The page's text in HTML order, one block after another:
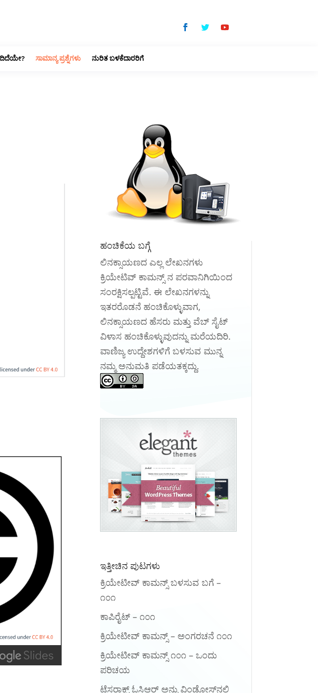
ಸಾಮಾನ್ಯ ಪ್ರಶ್ನೆಗಳು ನುರಿತ ಬಳಕೆದಾರರಿಗೆ
ಹಂಚಿಕೆಯ ಬಗ್ಗೆ
ಲಿನಕ್ಸಾಯಣದ ಎಲ್ಲ ಲೇಖನಗಳು
ಕ್ರಿಯೇಟಿವ್ ಕಾಮನ್ಸ್ ನ ಪರವಾನಿಗಿಯಿಂದ
ಸಂರಕ್ಷಿಸಲ್ಪಟ್ಟಿವೆ. ಈ ಲೇಖನಗಳನ್ನು
ಇತರರೊಡನೆ ಹಂಚಿಕೊಳ್ಳುವಾಗ,
ಲಿನಕ್ಸಾಯಣದ ಹೆಸರು ಮತ್ತು ವೆಬ್ ಸೈಟ್
ವಿಳಾಸ ಹಂಚಿಕೊಳ್ಳುವುದನ್ನು ಮರೆಯದಿರಿ.
ವಾಣಿಜ್ಯ ಉದ್ದೇಶಗಳಿಗೆ ಬಳಸುವ ಮುನ್ನ
ನಮ್ಮ ಅನುಮತಿ ಪಡೆಯತಕ್ಕದ್ದು.
ಇತ್ತೀಚಿನ ಪುಟಗಳು
ಕ್ರಿಯೇಟೀವ್ ಕಾಮನ್ಸ್ ಬಳಸುವ ಬಗೆ –
೧೦೧
ಕಾಪಿರೈಟ್ – ೧೦೧
ಕ್ರಿಯೇಟೀವ್ ಕಾಮನ್ಸ್ – ಅಂಗರಚನೆ ೧೦೧
‍ಕ್ರಿಯೇಟೀವ್ ಕಾಮನ್ಸ್ ೧೦೧‌ – ಒಂದು
ಪರಿಚಯ
ಟೆಸರಾಕ್ಟ್ ಓಸಿಆರ್ ಅನ್ನು ವಿಂಡೋಸ್‌ನಲ್ಲಿ